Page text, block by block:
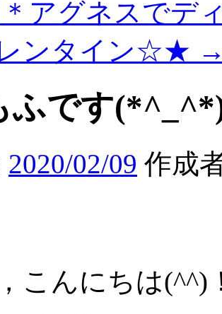
アグネスでデ
ンタイン☆★
ふです
2020/02/09 作成
こんにちは(^^)